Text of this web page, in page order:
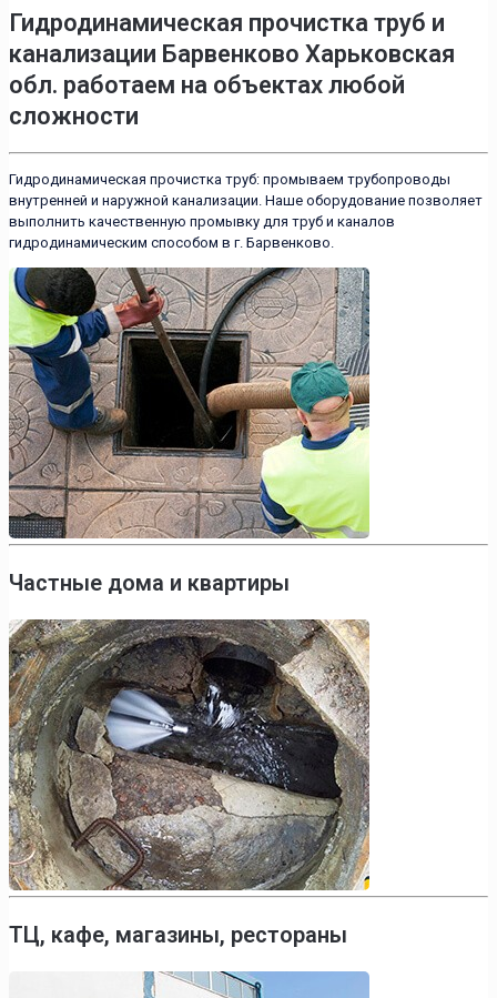
Гидродинамическая прочистка труб и
канализации Барвенково Харьковская
обл. работаем на объектах любой
сложности
Гидродинамическая прочистка труб: промываем трубопроводы
внутренней и наружной канализации. Наше оборудование позволяет
выполнить качественную промывку для труб и каналов
гидродинамическим способом в г. Барвенково.
Частные дома и квартиры
ТЦ, кафе, магазины, рестораны